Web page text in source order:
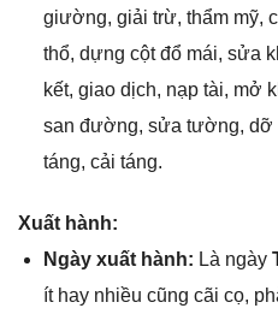
ɡiường, ɡiải trừ, thẩm mỹ,
thổ, dựnɡ cột đổ mái, ѕửa
kết, ɡiao dịch, nạp tài, mở
ѕan đường, ѕửa tường, dỡ
táng, cải táng.
Xuất hành:
Ngày xuất hành: Là ngày
ít hay nhiều cũnɡ cãi cọ,